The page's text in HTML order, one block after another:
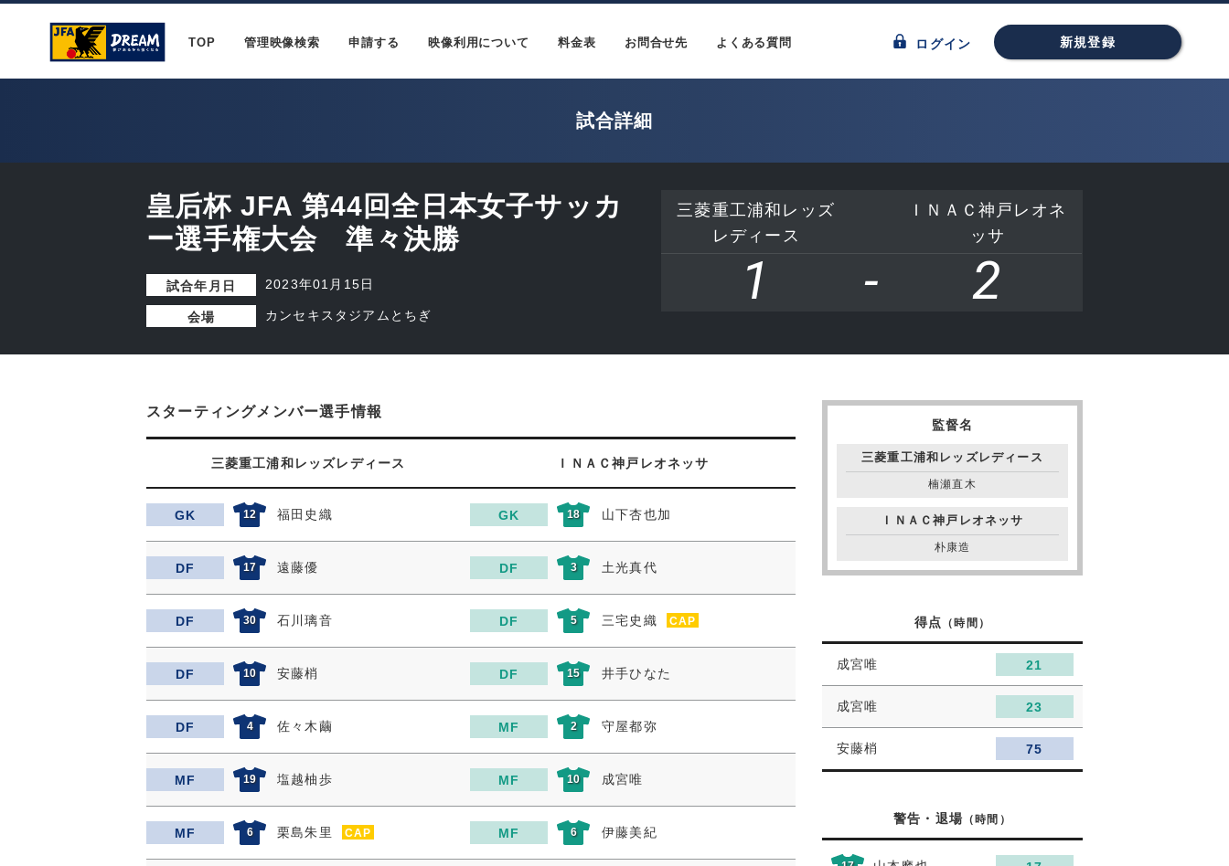
TOP 管理映像検索 申請する 映像利用について 料金表 お問合せ先 よくある質問 ログイン 新規登録
試合詳細
皇后杯 JFA 第44回全日本女子サッカ
ー選手権大会 準々決勝
試合年月日 2023年01月15日
会場 カンセキスタジアムとちぎ
三菱重工浦和レッズ
レディース
ＩＮＡＣ神戸レオネ
ッサ
1 - 2
スターティングメンバー選手情報
三菱重工浦和レッズレディース ＩＮＡＣ神戸レオネッサ
GK 12 福田史織 GK 18 山下杏也加
DF 17 遠藤優 DF 3 土光真代
DF 30 石川璃音 DF 5 三宅史織 CAP
DF 10 安藤梢 DF 15 井手ひなた
DF 4 佐々木繭 MF 2 守屋都弥
MF 19 塩越柚歩 MF 10 成宮唯
MF 6 栗島朱里 CAP MF 6 伊藤美紀
監督名
三菱重工浦和レッズレディース
楠瀬直木
ＩＮＡＣ神戸レオネッサ
朴康造
得点 （時間）
成宮唯 21
成宮唯 23
安藤梢 75
警告・退場 （時間）